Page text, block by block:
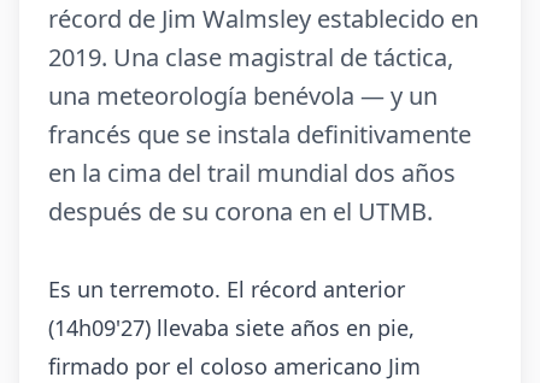
récord de Jim Walmsley establecido en
2019. Una clase magistral de táctica,
una meteorología benévola — y un
francés que se instala definitivamente
en la cima del trail mundial dos años
después de su corona en el UTMB.
Es un terremoto. El récord anterior
(14h09'27) llevaba siete años en pie,
firmado por el coloso americano Jim